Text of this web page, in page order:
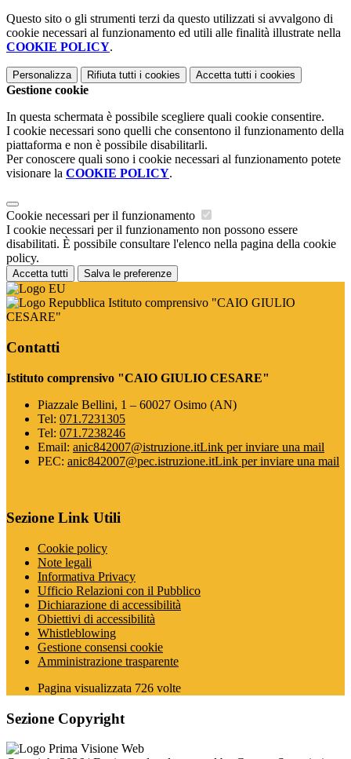
Questo sito o gli strumenti terzi da questo utilizzati si avvalgono di
cookie necessari al funzionamento ed utili alle finalità illustrate nella
COOKIE POLICY.
Personalizza Rifiuta tutti i cookies Accetta tutti i cookies
Gestione cookie
In questa schermata è possibile scegliere quali cookie consentire.
I cookie necessari sono quelli che consentono il funzionamento della
piattaforma e non è possibile disabilitarli.
Per conoscere quali sono i cookie necessari al funzionamento potete
visionare la COOKIE POLICY.
Cookie necessari per il funzionamento
I cookie necessari per il funzionamento non possono essere
disabilitati. È possibile consultare l'elenco nella pagina della cookie
policy.
Accetta tutti Salva le preferenze
Istituto comprensivo "CAIO GIULIO
CESARE"
Contatti
Istituto comprensivo "CAIO GIULIO CESARE"
Piazzale Bellini, 1 – 60027 Osimo (AN)
Tel: 071.7231305
Tel: 071.7238246
Email: anic842007@istruzione.itLink per inviare una mail
PEC: anic842007@pec.istruzione.itLink per inviare una mail
Sezione Link Utili
Cookie policy
Note legali
Informativa Privacy
Ufficio Relazioni con il Pubblico
Dichiarazione di accessibilità
Obiettivi di accessibilità
Whistleblowing
Gestione consensi cookie
Amministrazione trasparente
Pagina visualizzata 726 volte
Sezione Copyright